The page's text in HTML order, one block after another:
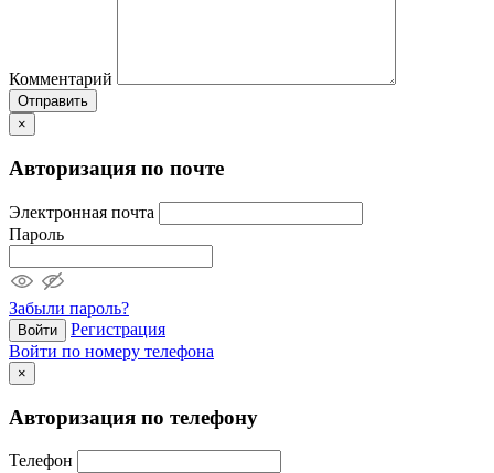
Комментарий
Отправить
×
Авторизация по почте
Электронная почта
Пароль
Забыли пароль?
Войти
Регистрация
Войти по номеру телефона
×
Авторизация по телефону
Телефон